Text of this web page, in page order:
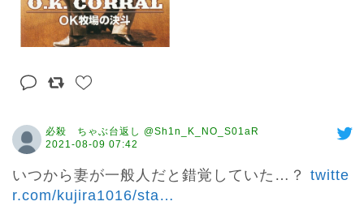
必殺 ちゃぶ台返し @Sh1n_K_NO_S01aR
2021-08-09 07:42
いつから妻が一般人だと錯覚していた…？ twitte
r.com/kujira1016/sta…